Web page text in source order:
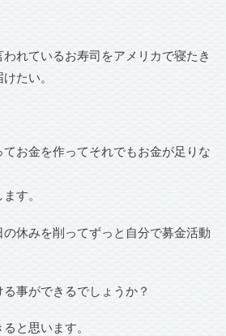
れているお寿司をアメリカで寝たき
たい。
お金を作ってそれでもお金が足りな
す。
休みを削ってずっと自分で募金活動
事ができるでしょうか？
と思います。